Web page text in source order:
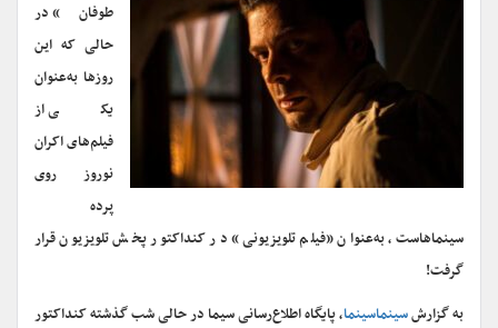
طوفان» در
حالی که این
روزها به‌عنوان
یکی از
فیلم‌های اکران
نوروز روی
پرده
سینماهاست، به‌عنوان «فیلم تلویزیونی» در کنداکتور پخش تلویزیون قرار
گرفت!
به گزارشسینماسینما، پایگاه اطلاع‌رسانی سیما در حالی شب گذشته کنداکتور